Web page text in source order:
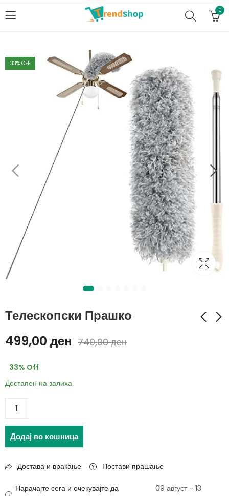
0
33% OFF
Телескопски Прашко
499,00 ден 740,00ден
33% Off
Достапен на залиха
Додај во кошница
Достава и враќање Постави прашање
Нарачајте сега и очекувајте да
09 август - 13